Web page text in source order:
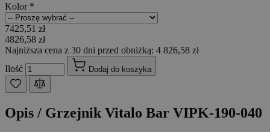
Kolor *
7425,51 zł
4826,58 zł
Najniższa cena z 30 dni przed obniżką: 4 826,58 zł
Ilość
Dodaj do koszyka
Opis / Grzejnik Vitalo Bar VIPK-190-040